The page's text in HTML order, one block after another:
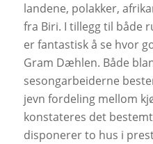
landene, polakker,
fra Biri. I tillegg til både
er fantastisk å se hvor
Gram Dæhlen. Både
sesongarbeiderne
jevn fordeling mellom
konstateres det
disponerer to hus i